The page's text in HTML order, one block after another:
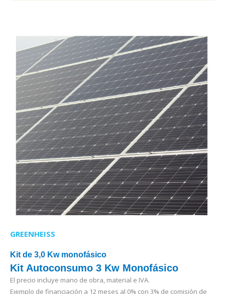
GREENHEISS
Kit de 3,0 Kw monofásico
Kit Autoconsumo 3 Kw Monofásico
El precio incluye mano de obra, material e IVA.
Ejemplo de financiación a 12 meses al 0% con 3% de comisión de